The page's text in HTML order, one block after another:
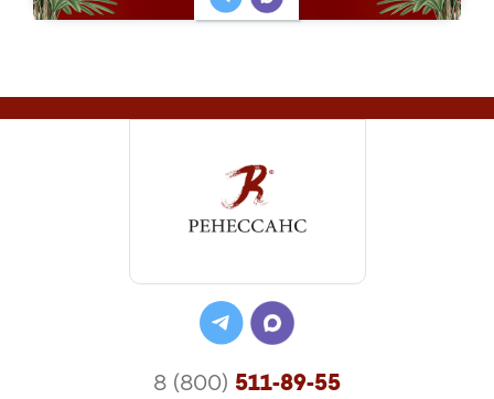
8 (800) 511-89-55